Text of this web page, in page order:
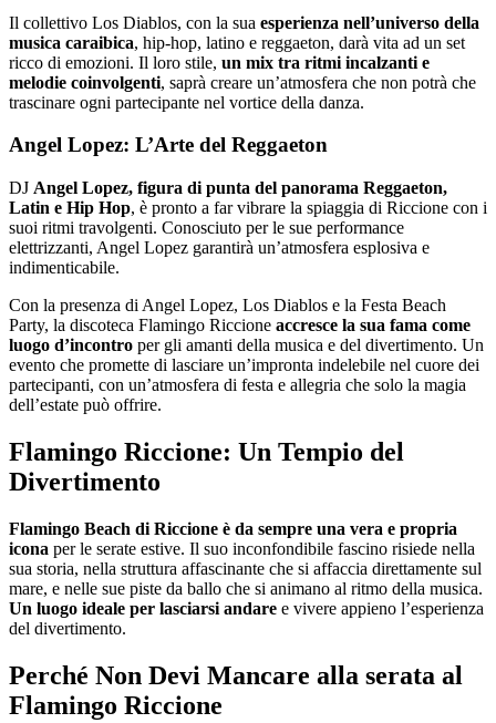
Il collettivo Los Diablos, con la sua esperienza nell’universo della
musica caraibica, hip-hop, latino e reggaeton, darà vita ad un set
ricco di emozioni. Il loro stile, un mix tra ritmi incalzanti e
melodie coinvolgenti, saprà creare un’atmosfera che non potrà che
trascinare ogni partecipante nel vortice della danza.
Angel Lopez: L’Arte del Reggaeton
DJ Angel Lopez, figura di punta del panorama Reggaeton,
Latin e Hip Hop, è pronto a far vibrare la spiaggia di Riccione con i
suoi ritmi travolgenti. Conosciuto per le sue performance
elettrizzanti, Angel Lopez garantirà un’atmosfera esplosiva e
indimenticabile.
Con la presenza di Angel Lopez, Los Diablos e la Festa Beach
Party, la discoteca Flamingo Riccione accresce la sua fama come
luogo d’incontro per gli amanti della musica e del divertimento. Un
evento che promette di lasciare un’impronta indelebile nel cuore dei
partecipanti, con un’atmosfera di festa e allegria che solo la magia
dell’estate può offrire.
Flamingo Riccione: Un Tempio del
Divertimento
Flamingo Beach di Riccione è da sempre una vera e propria
icona per le serate estive. Il suo inconfondibile fascino risiede nella
sua storia, nella struttura affascinante che si affaccia direttamente sul
mare, e nelle sue piste da ballo che si animano al ritmo della musica.
Un luogo ideale per lasciarsi andare e vivere appieno l’esperienza
del divertimento.
Perché Non Devi Mancare alla serata al
Flamingo Riccione